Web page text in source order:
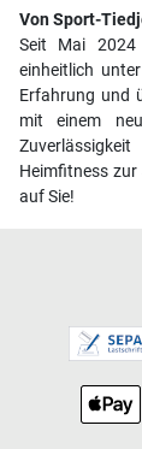
Von Sport-
Seit Mai
einheitlich
Erfahrung und
mit einem
Heimfitness zur
auf Sie!